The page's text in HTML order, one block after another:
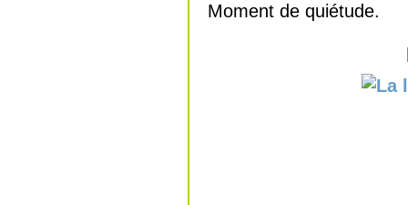
Moment de quiétude.